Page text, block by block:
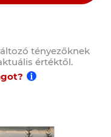
tényezőknek
értéktől.